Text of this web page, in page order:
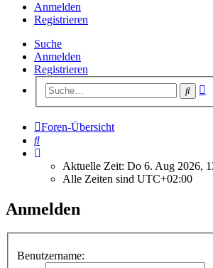
Anmelden
Registrieren
Suche
Anmelden
Registrieren
Suche
Foren-Übersicht
Suche
Aktuelle Zeit: Do 6. Aug 2026,
Alle Zeiten sind UTC+02:00
Anmelden
Benutzername: